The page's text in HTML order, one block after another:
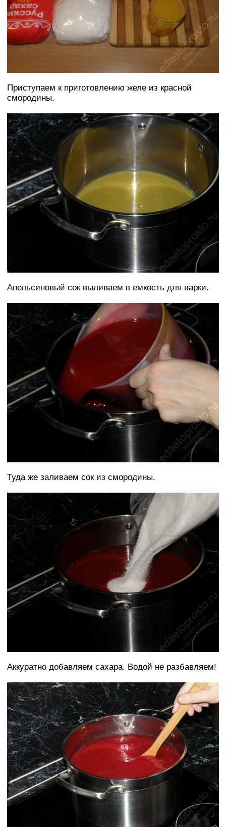
Приступаем к приготовлению желе из красной
смородины.
Апельсиновый сок выливаем в емкость для варки.
Туда же заливаем сок из смородины.
Аккуратно добавляем сахара. Водой не разбавляем!